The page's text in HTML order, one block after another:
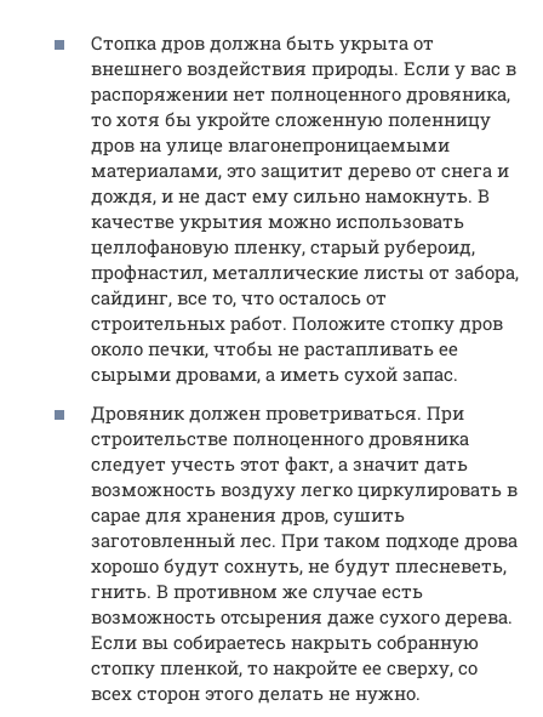
Стопка дров должна быть укрыта от
внешнего воздействия природы. Если у вас в
распоряжении нет полноценного дровяника,
то хотя бы укройте сложенную поленницу
дров на улице влагонепроницаемыми
материалами, это защитит дерево от снега и
дождя, и не даст ему сильно намокнуть. В
качестве укрытия можно использовать
целлофановую пленку, старый рубероид,
профнастил, металлические листы от забора,
сайдинг, все то, что осталось от
строительных работ. Положите стопку дров
около печки, чтобы не растапливать ее
сырыми дровами, а иметь сухой запас.
Дровяник должен проветриваться. При
строительстве полноценного дровяника
следует учесть этот факт, а значит дать
возможность воздуху легко циркулировать в
сарае для хранения дров, сушить
заготовленный лес. При таком подходе дрова
хорошо будут сохнуть, не будут плесневеть,
гнить. В противном же случае есть
возможность отсырения даже сухого дерева.
Если вы собираетесь накрыть собранную
стопку пленкой, то накройте ее сверху, со
всех сторон этого делать не нужно.